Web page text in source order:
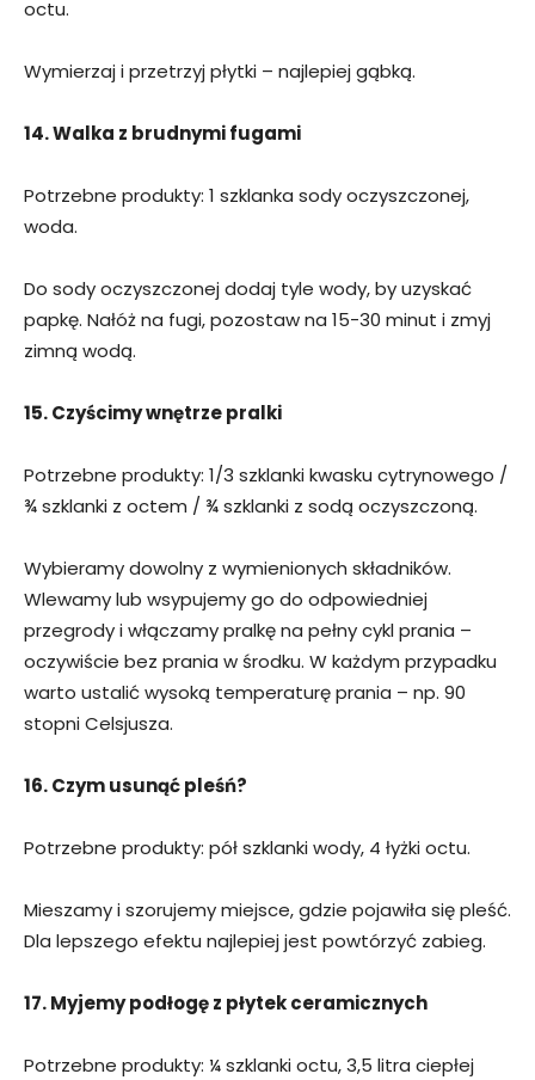
octu.
Wymierzaj i przetrzyj płytki – najlepiej gąbką.
14. Walka z brudnymi fugami
Potrzebne produkty: 1 szklanka sody oczyszczonej,
woda.
Do sody oczyszczonej dodaj tyle wody, by uzyskać
papkę. Nałóż na fugi, pozostaw na 15-30 minut i zmyj
zimną wodą.
15. Czyścimy wnętrze pralki
Potrzebne produkty: 1/3 szklanki kwasku cytrynowego /
¾ szklanki z octem / ¾ szklanki z sodą oczyszczoną.
Wybieramy dowolny z wymienionych składników.
Wlewamy lub wsypujemy go do odpowiedniej
przegrody i włączamy pralkę na pełny cykl prania –
oczywiście bez prania w środku. W każdym przypadku
warto ustalić wysoką temperaturę prania – np. 90
stopni Celsjusza.
16. Czym usunąć pleśń?
Potrzebne produkty: pół szklanki wody, 4 łyżki octu.
Mieszamy i szorujemy miejsce, gdzie pojawiła się pleść.
Dla lepszego efektu najlepiej jest powtórzyć zabieg.
17. Myjemy podłogę z płytek ceramicznych
Potrzebne produkty: ¼ szklanki octu, 3,5 litra ciepłej